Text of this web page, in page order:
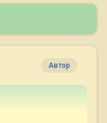
Автор